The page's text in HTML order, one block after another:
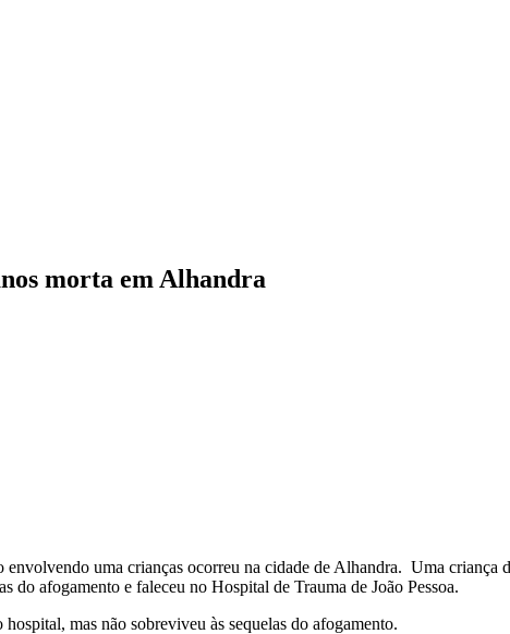
morta em Alhandra
uma crianças ocorreu na cidade de Alhandra. Uma
do afogamento e faleceu no Hospital de Trauma de João Pessoa.
mas não sobreviveu às sequelas do afogamento.